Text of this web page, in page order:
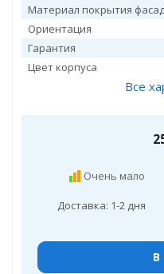
Материал покрытия
Ориентация
Гарантия
Цвет корпуса
Все
Очень мало
Доставка: 1-2 дня
В